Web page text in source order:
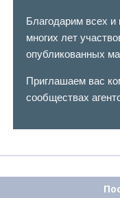
Благодарим всех и
многих лет
опубликованных
Приглашаем вас
сообществах